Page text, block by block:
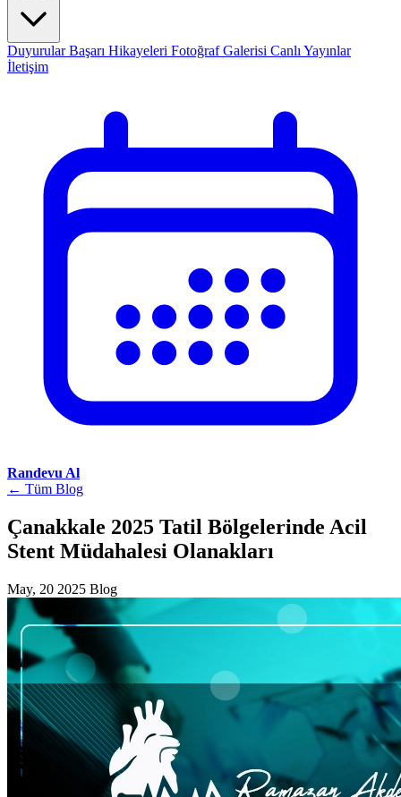
DuyurularBaşarı Hikayeleri Fotoğraf Galerisi Canlı Yayınlar
İletişim
Randevu Al
← Tüm Blog
Çanakkale 2025 Tatil Bölgelerinde Acil
Stent Müdahalesi Olanakları
May, 20 2025 Blog